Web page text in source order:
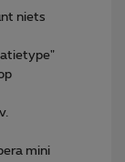
niets
mini